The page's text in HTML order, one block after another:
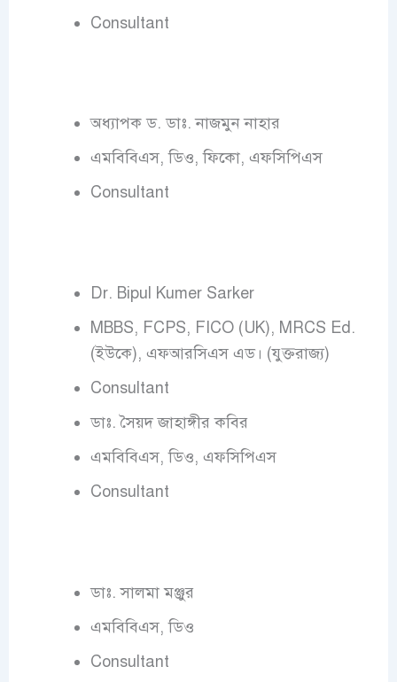
Consultant
অধ্যাপক ড. ডাঃ. নাজমুন নাহার
এমবিবিএস, ডিও, ফিকো, এফসিপিএস
Consultant
Dr. Bipul Kumer Sarker
MBBS, FCPS, FICO (UK), MRCS Ed.
(ইউকে), এফআরসিএস এড। (যুক্তরাজ্য)
Consultant
ডাঃ. সৈয়দ জাহাঙ্গীর কবির
এমবিবিএস, ডিও, এফসিপিএস
Consultant
ডাঃ. সালমা মঞ্জুর
এমবিবিএস, ডিও
Consultant